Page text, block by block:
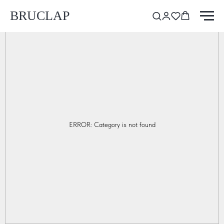
BRUCLAP
ERROR: Category is not found